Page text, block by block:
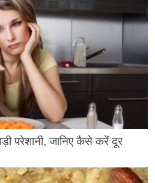
परेशानी, जानिए कैसे करें दूर